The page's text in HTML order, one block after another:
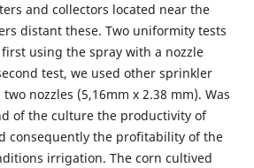
and collectors located near the
distant these. Two uniformity tests
using the spray with a nozzle
test, we used other sprinkler
nozzles (5,16mm x 2.38 mm). Was
of the culture the productivity of
consequently the profitability of the
irrigation. The corn cultived